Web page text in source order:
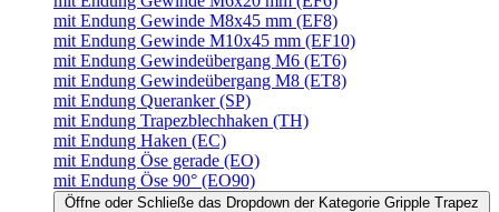
mit Endung Gewinde M8x45 mm (EF8)
mit Endung Gewinde M10x45 mm (EF10)
mit Endung Gewindeübergang M6 (ET6)
mit Endung Gewindeübergang M8 (ET8)
mit Endung Queranker (SP)
mit Endung Trapezblechhaken (TH)
mit Endung Haken (EC)
mit Endung Öse gerade (EO)
mit Endung Öse 90° (EO90)
Öffne oder Schließe das Dropdown der Kategorie Gripple Trapez